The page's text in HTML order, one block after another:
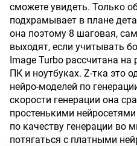
сможете увидеть. Только
подхрамывает в плане
она поэтому 8 шаговая,
выходят, если учитывать
Image Turbo рассчитана
ПК и ноутбуках. Z-тка это
нейро-моделей по
скорости генерации она
простенькими
по качеству генерации во
потягаться с платными